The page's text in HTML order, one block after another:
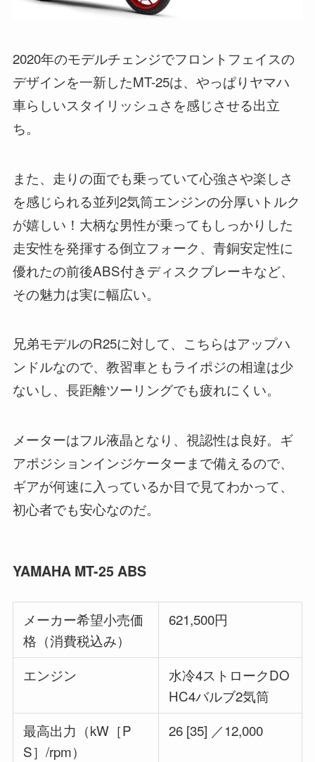
2020年のモデルチェンジでフロントフェイスの
デザインを一新したMT-25は、やっぱりヤマハ
車らしいスタイリッシュさを感じさせる出立
ち。
また、走りの面でも乗っていて心強さや楽しさ
を感じられる並列2気筒エンジンの分厚いトルク
が嬉しい！大柄な男性が乗ってもしっかりした
走安性を発揮する倒立フォーク、青銅安定性に
優れたの前後ABS付きディスクブレーキなど、
その魅力は実に幅広い。
兄弟モデルのR25に対して、こちらはアップハ
ンドルなので、教習車ともライポジの相違は少
ないし、長距離ツーリングでも疲れにくい。
メーターはフル液晶となり、視認性は良好。ギ
アポジションインジケーターまで備えるので、
ギアが何速に入っているか目で見てわかって、
初心者でも安心なのだ。
YAMAHA MT-25 ABS
メーカー希望小売価
格（消費税込み）
621,500円
エンジン
水冷4ストロークDO
HC4バルブ2気筒
最高出力（kW［P
S］/rpm）
26 [35] ／12,000